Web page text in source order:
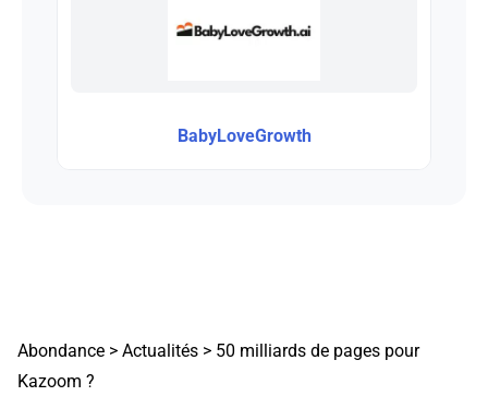
BabyLoveGrowth
Abondance > Actualités > 50 milliards de pages pour
Kazoom ?